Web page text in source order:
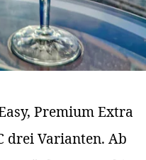
Premium Extra
drei Varianten. Ab